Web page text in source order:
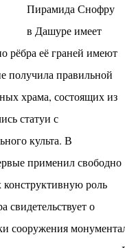
Пирамида Снофру
в Дашуре имеет
рёбра её граней имеют
получила правильной
храма, состоящих из
статуи с
культа. В
применил свободно
роль
о
сооружения